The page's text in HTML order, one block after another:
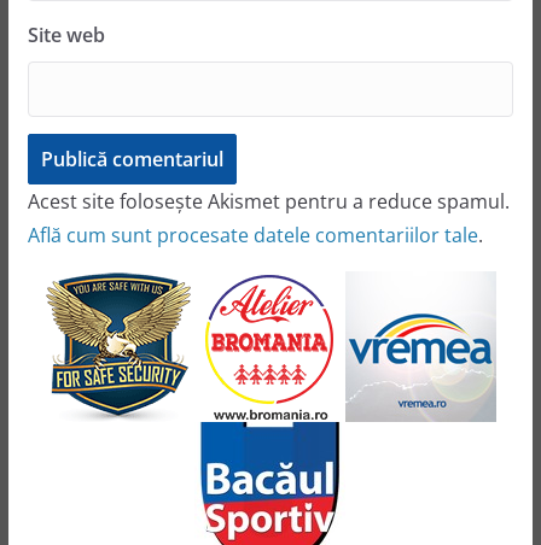
Site web
Acest site folosește Akismet pentru a reduce spamul.
Află cum sunt procesate datele comentariilor tale.